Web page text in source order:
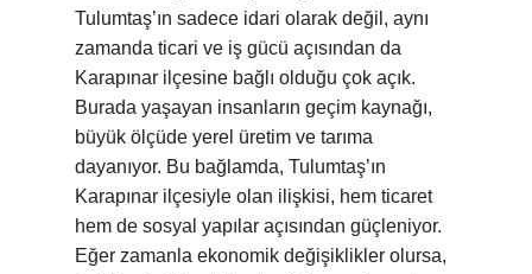
Tulumtaş’ın sadece idari olarak değil, aynı
zamanda ticari ve iş gücü açısından da
Karapınar ilçesine bağlı olduğu çok açık.
Burada yaşayan insanların geçim kaynağı,
büyük ölçüde yerel üretim ve tarıma
dayanıyor. Bu bağlamda, Tulumtaş’ın
Karapınar ilçesiyle olan ilişkisi, hem ticaret
hem de sosyal yapılar açısından güçleniyor.
Eğer zamanla ekonomik değişiklikler olursa,